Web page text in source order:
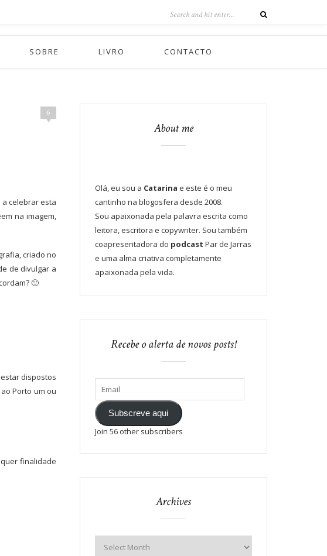
SOBRE LIVRO CONTACTO
6
celebrar esta
na imagem,
criado no
de divulgar a
🙂
dispostos
Porto um ou
finalidade
About me
Olá, eu sou a Catarina e este é o meu
cantinho na blogosfera desde 2008.
Sou apaixonada pela palavra escrita como
leitora, escritora e copywriter. Sou também
coapresentadora do podcast Par de Jarras
e uma alma criativa completamente
apaixonada pela vida.
Recebe o alerta de novos posts!
Subscreve aqui
Join 56 other subscribers
Archives